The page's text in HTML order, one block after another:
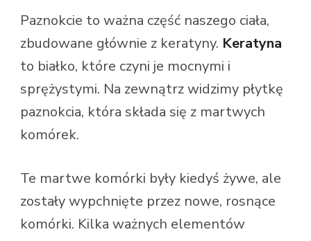
Paznokcie to ważna część naszego ciała,
zbudowane głównie z keratyny. Keratyna
to białko, które czyni je mocnymi i
sprężystymi. Na zewnątrz widzimy płytkę
paznokcia, która składa się z martwych
komórek.
Te martwe komórki były kiedyś żywe, ale
zostały wypchnięte przez nowe, rosnące
komórki. Kilka ważnych elementów